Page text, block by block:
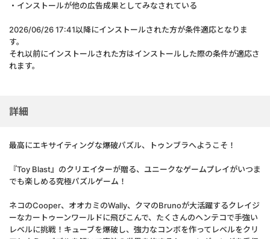
・インストールが他の広告成果としてみなされている
2026/06/26 17:41以降にインストールされた方が条件適応となりま
す。
それ以前にインストールされた方はインストールした際の条件が適応さ
れます。
詳細
最高にエキサイティングな爆破パズル、トゥンブラへようこそ！
『Toy Blast』のクリエイターが贈る、ユニークなゲームプレイがいつま
でも楽しめる究極パズルゲーム！
ネコのCooper、オオカミのWally、クマのBrunoが大活躍するクレイジ
ーなカートゥーンワールドに飛びこんで、たくさんのヘンテコで手強い
レベルに挑戦！キューブを爆破し、強力なコンボを作ってレベルをクリ